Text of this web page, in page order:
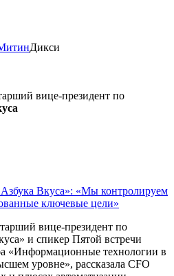
Дикси
вице-президент по
Вкуса»: «Мы контролируем
ключевые цели»
вице-президент по
и спикер Пятой встречи
«Информационные технологии в
уровне», рассказала CFO